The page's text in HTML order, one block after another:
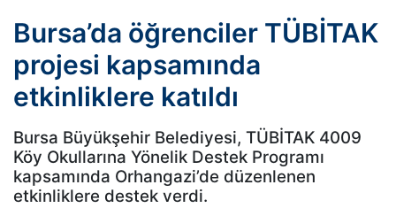
Bursa’da öğrenciler TÜBİTAK
projesi kapsamında
etkinliklere katıldı
Bursa Büyükşehir Belediyesi, TÜBİTAK 4009
Köy Okullarına Yönelik Destek Programı
kapsamında Orhangazi’de düzenlenen
etkinliklere destek verdi.